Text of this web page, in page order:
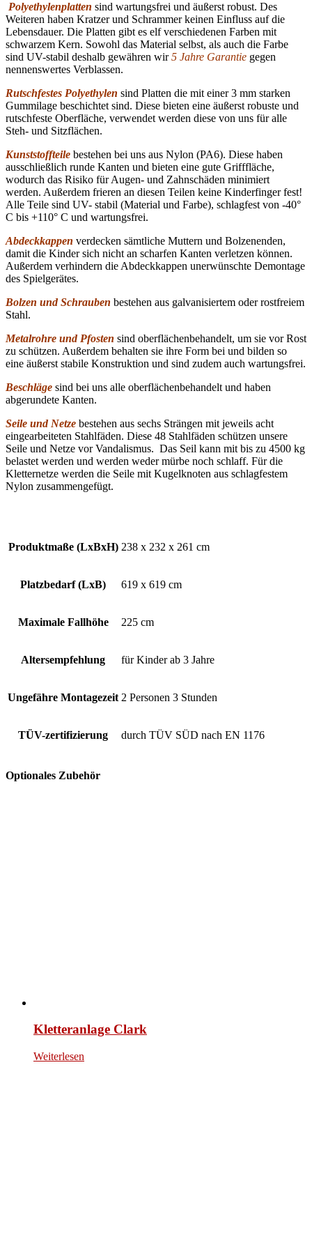
Polyethylenplatten sind wartungsfrei und äußerst robust. Des
Weiteren haben Kratzer und Schrammer keinen Einfluss auf die
Lebensdauer. Die Platten gibt es elf verschiedenen Farben mit
schwarzem Kern. Sowohl das Material selbst, als auch die Farbe
sind UV-stabil deshalb gewähren wir5 Jahre Garantie gegen
nennenswertes Verblassen.
Rutschfestes Polyethylen sind Platten die mit einer 3 mm starken
Gummilage beschichtet sind. Diese bieten eine äußerst robuste und
rutschfeste Oberfläche, verwendet werden diese von uns für alle
Steh- und Sitzflächen.
Kunststoffteile bestehen bei uns aus Nylon (PA6). Diese haben
ausschließlich runde Kanten und bieten eine gute Grifffläche,
wodurch das Risiko für Augen- und Zahnschäden minimiert
werden. Außerdem frieren an diesen Teilen keine Kinderfinger fest!
Alle Teile sind UV- stabil (Material und Farbe), schlagfest von -40°
C bis +110° C und wartungsfrei.
Abdeckkappen verdecken sämtliche Muttern und Bolzenenden,
damit die Kinder sich nicht an scharfen Kanten verletzen können.
Außerdem verhindern die Abdeckkappen unerwünschte Demontage
des Spielgerätes.
Bolzen und Schrauben bestehen aus galvanisiertem oder rostfreiem
Stahl.
Metalrohre und Pfosten sind oberflächenbehandelt, um sie vor Rost
zu schützen. Außerdem behalten sie ihre Form bei und bilden so
eine äußerst stabile Konstruktion und sind zudem auch wartungsfrei.
Beschläge sind bei uns alle oberflächenbehandelt und haben
abgerundete Kanten.
Seile und Netze bestehen aus sechs Strängen mit jeweils acht
eingearbeiteten Stahlfäden. Diese 48 Stahlfäden schützen unsere
Seile und Netze vor Vandalismus. Das Seil kann mit bis zu 4500 kg
belastet werden und werden weder mürbe noch schlaff. Für die
Kletternetze werden die Seile mit Kugelknoten aus schlagfestem
Nylon zusammengefügt.
Produktmaße (LxBxH) 238 x 232 x 261 cm
Platzbedarf (LxB) 619 x 619 cm
Maximale Fallhöhe 225 cm
Altersempfehlung für Kinder ab 3 Jahre
Ungefähre Montagezeit 2 Personen 3 Stunden
TÜV-zertifizierung durch TÜV SÜD nach EN 1176
Optionales Zubehör
Kletteranlage Clark
Weiterlesen